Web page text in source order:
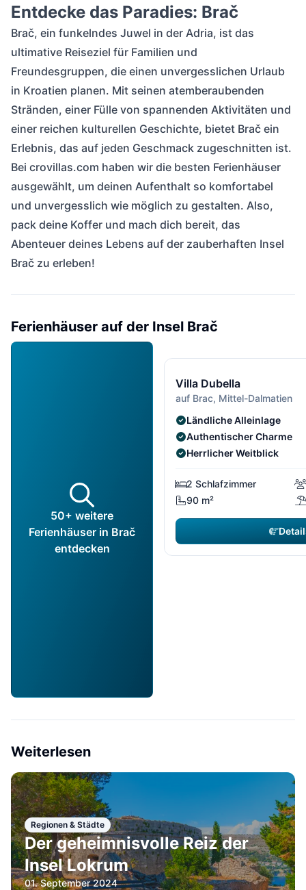
Entdecke das Paradies: Brač
Brač, ein funkelndes Juwel in der Adria, ist das
ultimative Reiseziel für Familien und
Freundesgruppen, die einen unvergesslichen Urlaub
in Kroatien planen. Mit seinen atemberaubenden
Stränden, einer Fülle von spannenden Aktivitäten und
einer reichen kulturellen Geschichte, bietet Brač ein
Erlebnis, das auf jeden Geschmack zugeschnitten ist.
Bei crovillas.com haben wir die besten Ferienhäuser
ausgewählt, um deinen Aufenthalt so komfortabel
und unvergesslich wie möglich zu gestalten. Also,
pack deine Koffer und mach dich bereit, das
Abenteuer deines Lebens auf der zauberhaften Insel
Brač zu erleben!
Ferienhäuser auf der Insel Brač
50+ weitere
Ferienhäuser in Brač
entdecken
Villa Dubella
auf Brac, Mittel-Dalmatien
Ländliche Alleinlage
Authentischer Charme
Herrlicher Weitblick
2 Schlafzimmer
90 m²
Weiterlesen
Regionen & Städte
Der geheimnisvolle Reiz der
Insel Lokrum
01. September 2024